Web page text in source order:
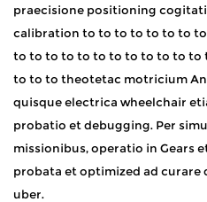
praecisione positioning
calibration to to to to to to to
to to to to to to to to to to to to
to to to theotetac motricium
quisque electrica wheelchair
probatio et debugging. Per
missionibus, operatio in Gears
probata et optimized ad
uber. ​